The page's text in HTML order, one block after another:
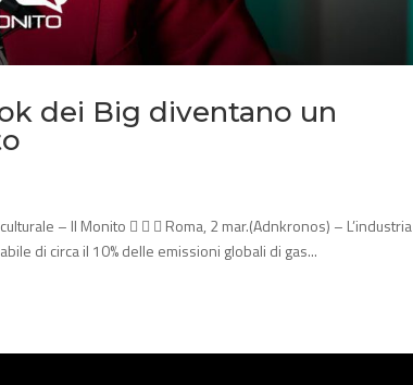
dei Big diventano un
– Il Monito    Roma, 2 mar.(Adnkronos) – L’industria
di circa il 10% delle emissioni globali di gas...